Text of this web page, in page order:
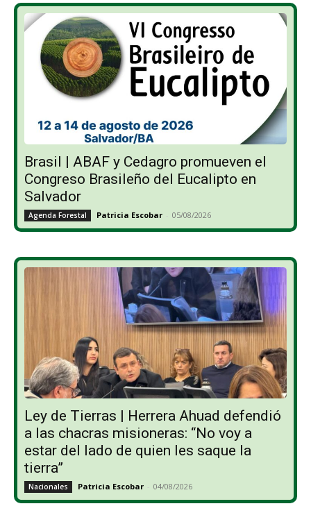
Brasil | ABAF y Cedagro promueven el
Congreso Brasileño del Eucalipto en
Salvador
Agenda Forestal Patricia Escobar - 05/08/2026
Ley de Tierras | Herrera Ahuad defendió
a las chacras misioneras: “No voy a
estar del lado de quien les saque la
tierra”
Nacionales Patricia Escobar - 04/08/2026